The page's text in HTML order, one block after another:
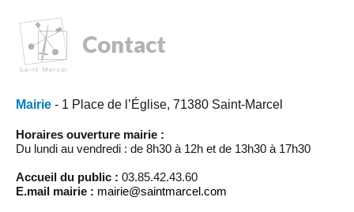
Contact
Mairie - 1 Place de l’Église, 71380 Saint-Marcel
Horaires ouverture mairie :
Du lundi au vendredi : de 8h30 à 12h et de 13h30 à 17h30
Accueil du public : 03.85.42.43.60
E.mail mairie : mairie@saintmarcel.com